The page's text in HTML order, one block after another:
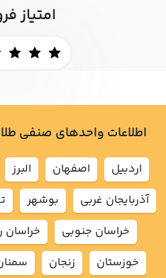
امتیاز
اطلاعات واحدهای صنفی
اردبيل اصفهان البرز
آذربايجان غربي
بوشهر
خراسان جنوبي
خوزستان
زنجان